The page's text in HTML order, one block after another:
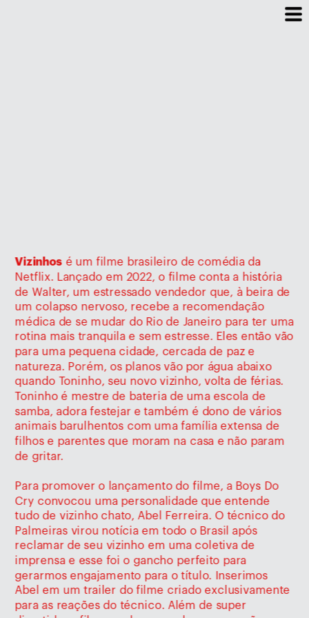
Vizinhos é um filme brasileiro de comédia da
Netflix. Lançado em 2022, o filme conta a história
de Walter, um estressado vendedor que, à beira de
um colapso nervoso, recebe a recomendação
médica de se mudar do Rio de Janeiro para ter uma
rotina mais tranquila e sem estresse. Eles então vão
para uma pequena cidade, cercada de paz e
natureza. Porém, os planos vão por água abaixo
quando Toninho, seu novo vizinho, volta de férias.
Toninho é mestre de bateria de uma escola de
samba, adora festejar e também é dono de vários
animais barulhentos com uma família extensa de
filhos e parentes que moram na casa e não param
de gritar.
Para promover o lançamento do filme, a Boys Do
Cry convocou uma personalidade que entende
tudo de vizinho chato, Abel Ferreira. O técnico do
Palmeiras virou notícia em todo o Brasil após
reclamar de seu vizinho em uma coletiva de
imprensa e esse foi o gancho perfeito para
gerarmos engajamento para o título. Inserimos
Abel em um trailer do filme criado exclusivamente
para as reações do técnico. Além de super